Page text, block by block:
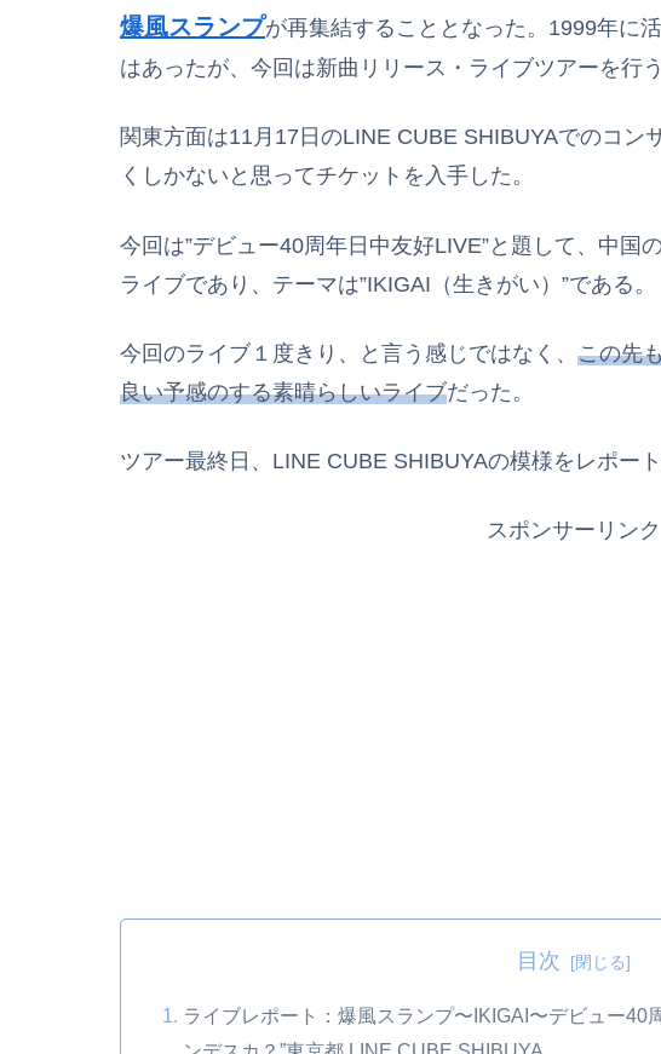
爆風スランプが再集結することとなった。1999年に
はあったが、今回は新曲リリース・ライブツアーを行
関東方面は11月17日のLINE CUBE SHIBUYAでのコン
くしかないと思ってチケットを入手した。
今回は”デビュー40周年日中友好LIVE”と題して、中国
ライブであり、テーマは”IKIGAI（生きがい）”である。
今回のライブ１度きり、と言う感じではなく、 この先
良い予感のする素晴らしいライブだった。
ツアー最終日、LINE CUBE SHIBUYAの模様をレポート
スポンサーリンク
目次
ライブレポート：爆風スランプ〜IKIGAI〜デビュー40